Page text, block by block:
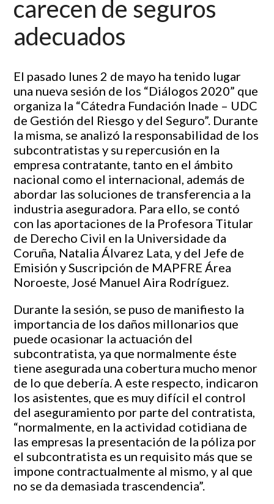
carecen de seguros
adecuados
El pasado lunes 2 de mayo ha tenido lugar
una nueva sesión de los “Diálogos 2020” que
organiza la “Cátedra Fundación Inade – UDC
de Gestión del Riesgo y del Seguro”. Durante
la misma, se analizó la responsabilidad de los
subcontratistas y su repercusión en la
empresa contratante, tanto en el ámbito
nacional como el internacional, además de
abordar las soluciones de transferencia a la
industria aseguradora. Para ello, se contó
con las aportaciones de la Profesora Titular
de Derecho Civil en la Universidade da
Coruña, Natalia Álvarez Lata, y del Jefe de
Emisión y Suscripción de MAPFRE Área
Noroeste, José Manuel Aira Rodríguez.
Durante la sesión, se puso de manifiesto la
importancia de los daños millonarios que
puede ocasionar la actuación del
subcontratista, ya que normalmente éste
tiene asegurada una cobertura mucho menor
de lo que debería. A este respecto, indicaron
los asistentes, que es muy difícil el control
del aseguramiento por parte del contratista,
“normalmente, en la actividad cotidiana de
las empresas la presentación de la póliza por
el subcontratista es un requisito más que se
impone contractualmente al mismo, y al que
no se da demasiada trascendencia”.